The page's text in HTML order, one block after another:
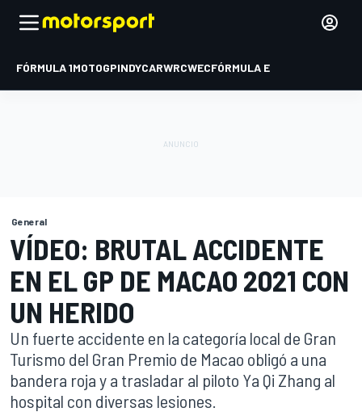
FÓRMULA 1MOTOGPINDYCARWRCWECFÓRMULA E
General
VÍDEO: BRUTAL ACCIDENTE
EN EL GP DE MACAO 2021 CON
UN HERIDO
Un fuerte accidente en la categoría local de Gran
Turismo del Gran Premio de Macao obligó a una
bandera roja y a trasladar al piloto Ya Qi Zhang al
hospital con diversas lesiones.